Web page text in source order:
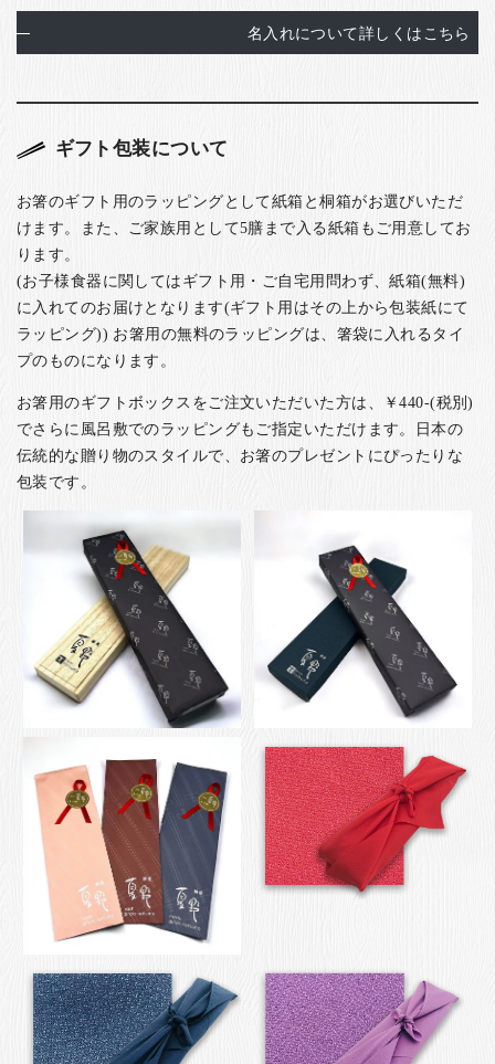
名入れについて詳しくはこちら
ギフト包装について
お箸のギフト用のラッピングとして紙箱と桐箱がお選びいただ
けます。また、ご家族用として5膳まで入る紙箱もご用意してお
ります。
(お子様食器に関してはギフト用・ご自宅用問わず、紙箱(無料)
に入れてのお届けとなります(ギフト用はその上から包装紙にて
ラッピング)) お箸用の無料のラッピングは、箸袋に入れるタイ
プのものになります。
お箸用のギフトボックスをご注文いただいた方は、￥440-(税別)
でさらに風呂敷でのラッピングもご指定いただけます。日本の
伝統的な贈り物のスタイルで、お箸のプレゼントにぴったりな
包装です。